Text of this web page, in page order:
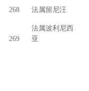
268 法属留尼汪
269
法属波利尼西
亚